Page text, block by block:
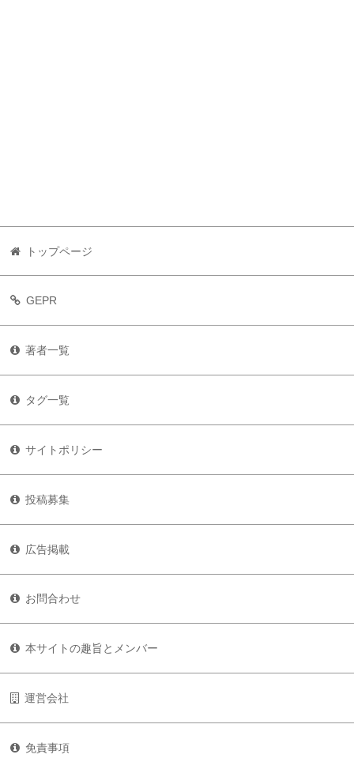
トップページ
GEPR
著者一覧
タグ一覧
サイトポリシー
投稿募集
広告掲載
お問合わせ
本サイトの趣旨とメンバー
運営会社
免責事項